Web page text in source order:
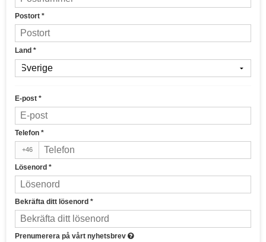
Postort *
Land *
E-post *
Telefon *
+46
Lösenord *
Bekräfta ditt lösenord *
Prenumerera på vårt nyhetsbrev